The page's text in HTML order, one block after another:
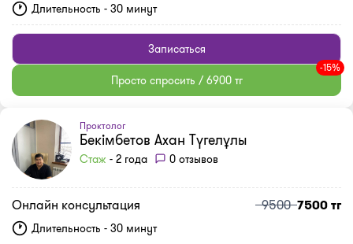
Длительность - 30 минут
Записаться
Просто спросить / 6900 тг
-15%
Проктолог
Бекімбетов Ахан Түгелұлы
Стаж - 2 года 0 отзывов
Онлайн консультация 95007500 тг
Длительность - 30 минут